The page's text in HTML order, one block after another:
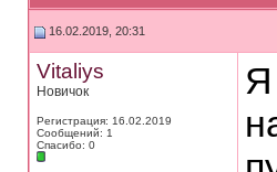
16.02.2019, 20:31
Vitaliys
Новичок
Регистрация: 16.02.2019
Сообщений: 1
Спасибо: 0
Я